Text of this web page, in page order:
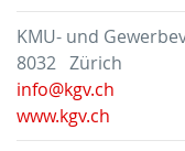
KMU- und
8032 Zürich
info@kgv.ch
www.kgv.ch